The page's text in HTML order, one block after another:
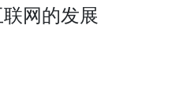
网的发展